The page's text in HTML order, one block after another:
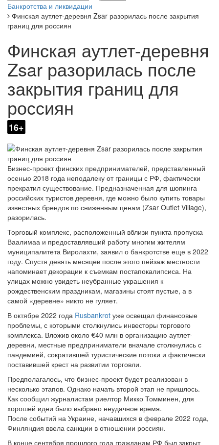
Банкротства и ликвидации
Финская аутлет-деревня Zsar разорилась после закрытия
границ для россиян
Финская аутлет-деревня
Zsar разорилась после
закрытия границ для
россиян
16+
Бизнес-проект финских предпринимателей, представленный
осенью 2018 года неподалеку от границы с РФ, фактически
прекратил существование. Предназначенная для шопинга
российских туристов деревня, где можно было купить товары
известных брендов по сниженным ценам (Zsar Outlet Village),
разорилась.
Торговый комплекс, расположенный вблизи пункта пропуска
Ваалимаа и предоставлявший работу многим жителям
муниципалитета Виролахти, заявил о банкротстве еще в 2022
году. Спустя девять месяцев после этого пейзаж местности
напоминает декорации к съемкам постапокалипсиса. На
улицах можно увидеть неубранные украшения к
рождественским праздникам, магазины стоят пустые, а в
самой «деревне» никто не гуляет.
В октябре 2022 года Rusbankrot уже освещал финансовые
проблемы, с которыми столкнулись инвесторы торгового
комплекса. Вложив около €40 млн в организацию аутлет-
деревни, местные предприниматели вначале столкнулись с
пандемией, сократившей туристические потоки и фактически
поставившей крест на развитии торговли.
Предполагалось, что бизнес-проект будет реализован в
несколько этапов. Однако начать второй этап не пришлось.
Как сообщил журналистам риелтор Микко Томминен, для
хорошей идеи было выбрано неудачное время.
После событий на Украине, начавшихся в феврале 2022 года,
Финляндия ввела санкции в отношении россиян.
В конце сентября прошлого года гражданам РФ был закрыт